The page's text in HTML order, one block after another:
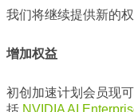
我们将继续提供新的
增加权益
初创加速计划会员现
括 NVIDIA AI